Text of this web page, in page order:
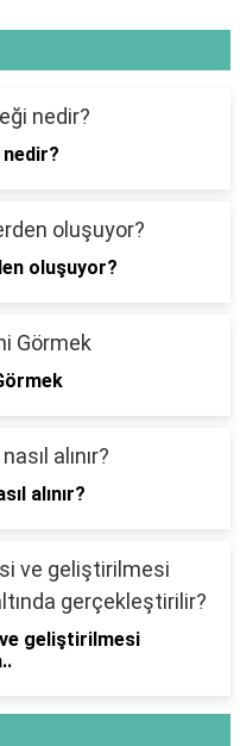
oluşuyor?
alınır?
geliştirilmesi